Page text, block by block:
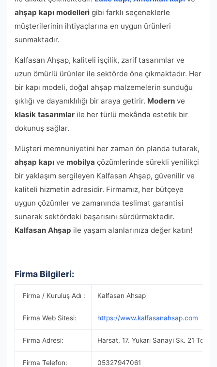
ahşap kapı modelleri gibi farklı seçeneklerle
müşterilerinin ihtiyaçlarına en uygun ürünleri
sunmaktadır.
Kalfasan Ahşap, kaliteli işçilik, zarif tasarımlar ve
uzun ömürlü ürünler ile sektörde öne çıkmaktadır. Her
bir kapı modeli, doğal ahşap malzemelerin sunduğu
şıklığı ve dayanıklılığı bir araya getirir. Modern ve
klasik tasarımlar ile her türlü mekânda estetik bir
dokunuş sağlar.
Müşteri memnuniyetini her zaman ön planda tutarak,
ahşap kapı ve mobilya çözümlerinde sürekli yenilikçi
bir yaklaşım sergileyen Kalfasan Ahşap, güvenilir ve
kaliteli hizmetin adresidir. Firmamız, her bütçeye
uygun çözümler ve zamanında teslimat garantisi
sunarak sektördeki başarısını sürdürmektedir.
Kalfasan Ahşap ile yaşam alanlarınıza değer katın!
Firma Bilgileri:
Firma / Kuruluş Adı : Kalfasan Ahsap
Firma Web Sitesi: https://www.kalfasanahsap.com
Firma Adresi: Harsat, 17. Yukarı Sanayi Sk. 21
Firma Telefon: 05327947061